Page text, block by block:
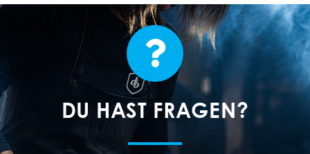
DU HAST FRAGEN?